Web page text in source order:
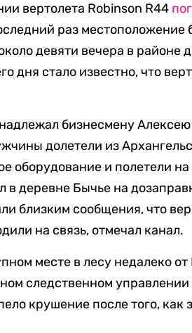
вертолета Robinson R44
раз местоположение
девяти вечера в районе
дня стало известно, что
бизнесмену
долетели из
оборудование и полетели
в деревне Бычье на
близким сообщения, что
на связь, отмечал канал.
месте в лесу недалеко
следственном
крушение после того, как